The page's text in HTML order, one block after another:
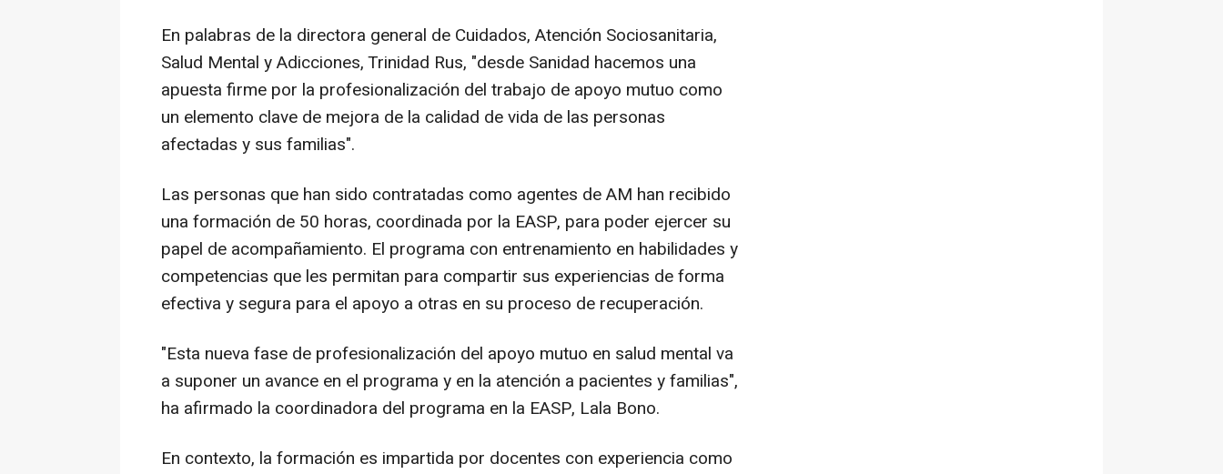
En palabras de la directora general de Cuidados, Atención Sociosanitaria,
Salud Mental y Adicciones, Trinidad Rus, "desde Sanidad hacemos una
apuesta firme por la profesionalización del trabajo de apoyo mutuo como
un elemento clave de mejora de la calidad de vida de las personas
afectadas y sus familias".
Las personas que han sido contratadas como agentes de AM han recibido
una formación de 50 horas, coordinada por la EASP, para poder ejercer su
papel de acompañamiento. El programa con entrenamiento en habilidades y
competencias que les permitan para compartir sus experiencias de forma
efectiva y segura para el apoyo a otras en su proceso de recuperación.
"Esta nueva fase de profesionalización del apoyo mutuo en salud mental va
a suponer un avance en el programa y en la atención a pacientes y familias",
ha afirmado la coordinadora del programa en la EASP, Lala Bono.
En contexto, la formación es impartida por docentes con experiencia como